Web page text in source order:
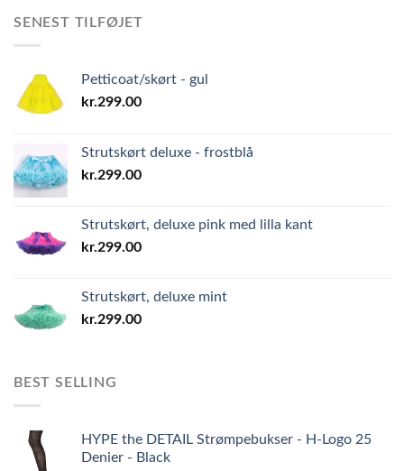
SENEST TILFØJET
Petticoat/skørt - gul
kr.299.00
Strutskørt deluxe - frostblå
kr.299.00
Strutskørt, deluxe pink med lilla kant
kr.299.00
Strutskørt, deluxe mint
kr.299.00
BEST SELLING
HYPE the DETAIL Strømpebukser - H-Logo 25
Denier - Black